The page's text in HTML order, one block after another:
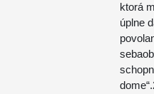
ktorá
úplne